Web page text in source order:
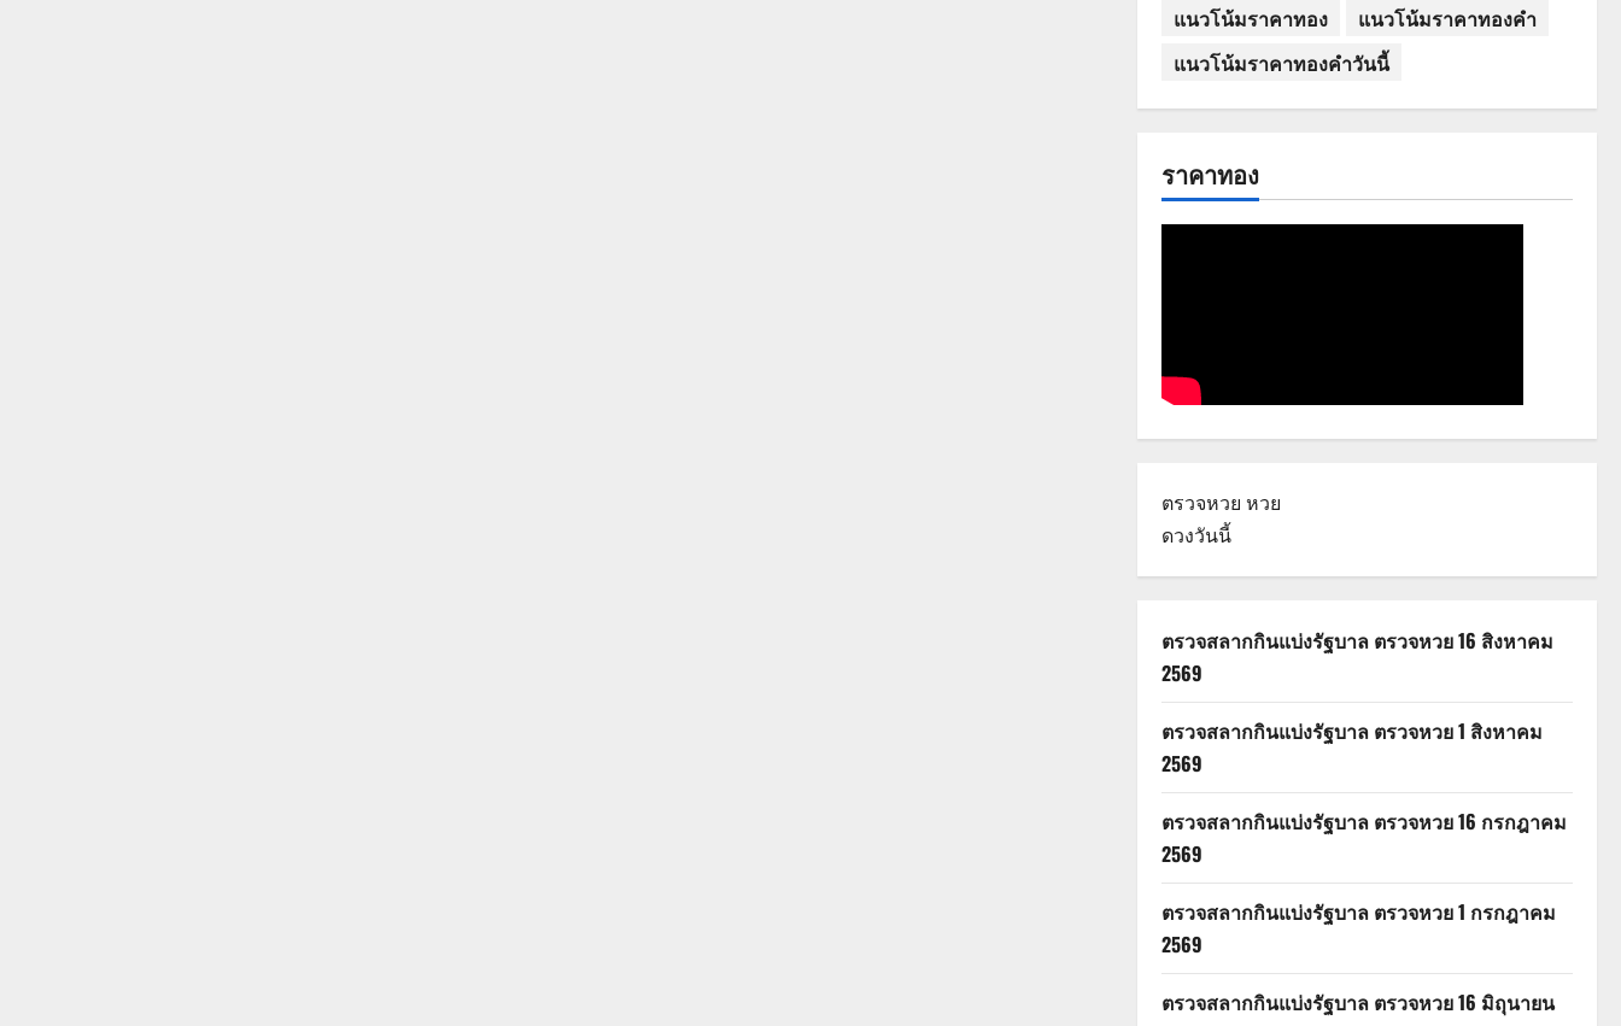
แนวโน้มราคาทอง
แนวโน้มราคาทองคำ
แนวโน้มราคาทองคำวันนี้
ราคาทอง
ตรวจหวย หวย
ดวงวันนี้
ตรวจสลากกินแบ่งรัฐบาล ตรวจหวย 16 สิงหาคม
2569
ตรวจสลากกินแบ่งรัฐบาล ตรวจหวย 1 สิงหาคม
2569
ตรวจสลากกินแบ่งรัฐบาล ตรวจหวย 16 กรกฎาคม
2569
ตรวจสลากกินแบ่งรัฐบาล ตรวจหวย 1 กรกฎาคม
2569
ตรวจสลากกินแบ่งรัฐบาล ตรวจหวย 16 มิถุนายน